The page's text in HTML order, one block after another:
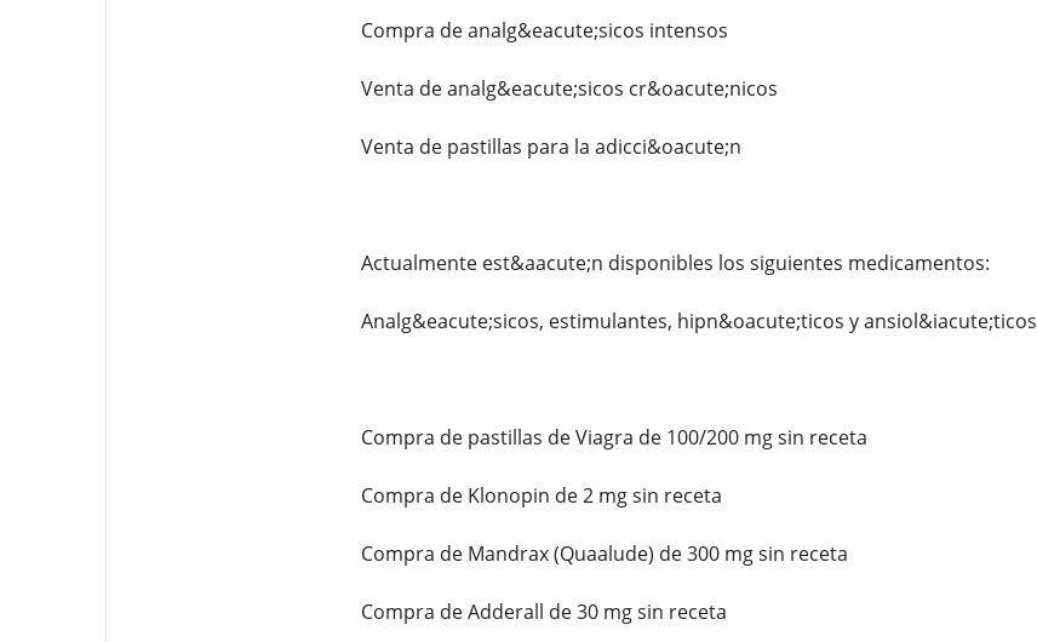
Compra de analg&eacute;sicos intensos
Venta de analg&eacute;sicos cr&oacute;nicos
Venta de pastillas para la adicci&oacute;n
Actualmente est&aacute;n disponibles los siguientes medicamentos:
Analg&eacute;sicos, estimulantes, hipn&oacute;ticos y ansiol&iacute;ticos
Compra de pastillas de Viagra de 100/200 mg sin receta
Compra de Klonopin de 2 mg sin receta
Compra de Mandrax (Quaalude) de 300 mg sin receta
Compra de Adderall de 30 mg sin receta